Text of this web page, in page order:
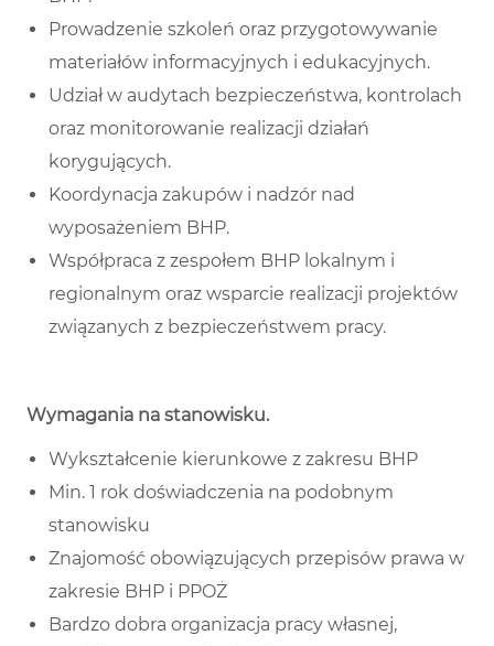
Prowadzenie szkoleń oraz przygotowywanie
materiałów informacyjnych i edukacyjnych.
Udział w audytach bezpieczeństwa, kontrolach
oraz monitorowanie realizacji działań
korygujących.
Koordynacja zakupów i nadzór nad
wyposażeniem BHP.
Współpraca z zespołem BHP lokalnym i
regionalnym oraz wsparcie realizacji projektów
związanych z bezpieczeństwem pracy.
Wymagania na stanowisku.
Wykształcenie kierunkowe z zakresu BHP
Min. 1 rok doświadczenia na podobnym
stanowisku
Znajomość obowiązujących przepisów prawa w
zakresie BHP i PPOŻ
Bardzo dobra organizacja pracy własnej,